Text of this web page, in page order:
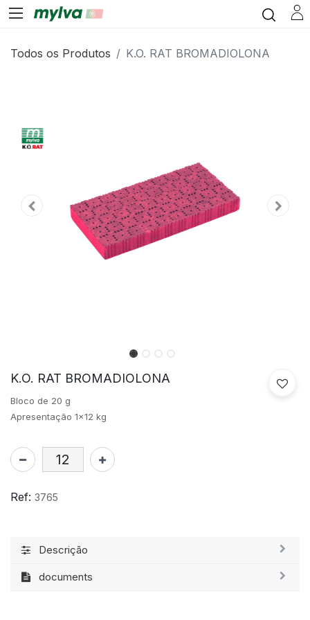
Todos os Produtos K.O. RAT BROMADIOLONA
K.O. RAT BROMADIOLONA
Bloco de 20 g
Apresentação 1x12 kg
Ref: 3765
Descrição
documents